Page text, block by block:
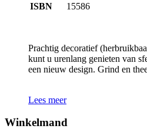
ISBN 15586
Prachtig decoratief
kunt u urenlang genieten van
een nieuw design. Grind en
Lees meer
Winkelmand